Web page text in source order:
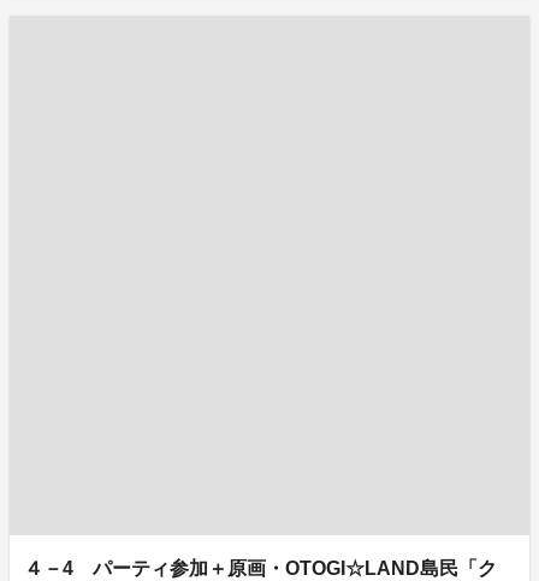
４－4 パーティ参加＋原画・OTOGI☆LAND島民「ク